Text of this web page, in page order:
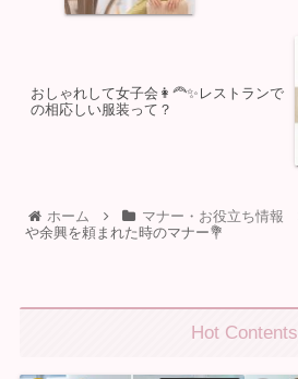
おしゃれして女子会👩‍🦰✨レストランで
の相応しい服装って？
ホーム マナー・お役立ち情報
や余興を頼まれた時のマナー💐
Hot Contents